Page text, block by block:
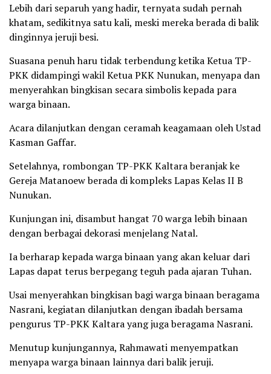
Lebih dari separuh yang hadir, ternyata sudah pernah
khatam, sedikitnya satu kali, meski mereka berada di balik
dinginnya jeruji besi.
Suasana penuh haru tidak terbendung ketika Ketua TP-
PKK didampingi wakil Ketua PKK Nunukan, menyapa dan
menyerahkan bingkisan secara simbolis kepada para
warga binaan.
Acara dilanjutkan dengan ceramah keagamaan oleh Ustad
Kasman Gaffar.
Setelahnya, rombongan TP-PKK Kaltara beranjak ke
Gereja Matanoew berada di kompleks Lapas Kelas II B
Nunukan.
Kunjungan ini, disambut hangat 70 warga lebih binaan
dengan berbagai dekorasi menjelang Natal.
Ia berharap kepada warga binaan yang akan keluar dari
Lapas dapat terus berpegang teguh pada ajaran Tuhan.
Usai menyerahkan bingkisan bagi warga binaan beragama
Nasrani, kegiatan dilanjutkan dengan ibadah bersama
pengurus TP-PKK Kaltara yang juga beragama Nasrani.
Menutup kunjungannya, Rahmawati menyempatkan
menyapa warga binaan lainnya dari balik jeruji.